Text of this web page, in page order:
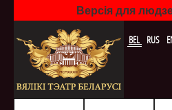
Версія для
BEL RUS